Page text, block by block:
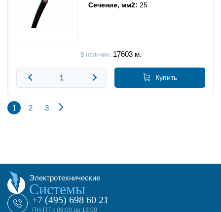
Сечение, мм2: 25
В наличии:17603 м.
Купить
1 2 3
Электротехнические
Системы
+7 (495) 698 60 21
ПН-ПТ с 09:00 до 18:00